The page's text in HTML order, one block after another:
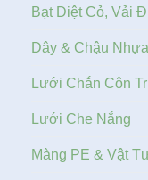
Bạt Diệt Cỏ, Vải
Dây & Chậu
Lưới Chắn Côn
Lưới Che Nắng
Màng PE & Vật